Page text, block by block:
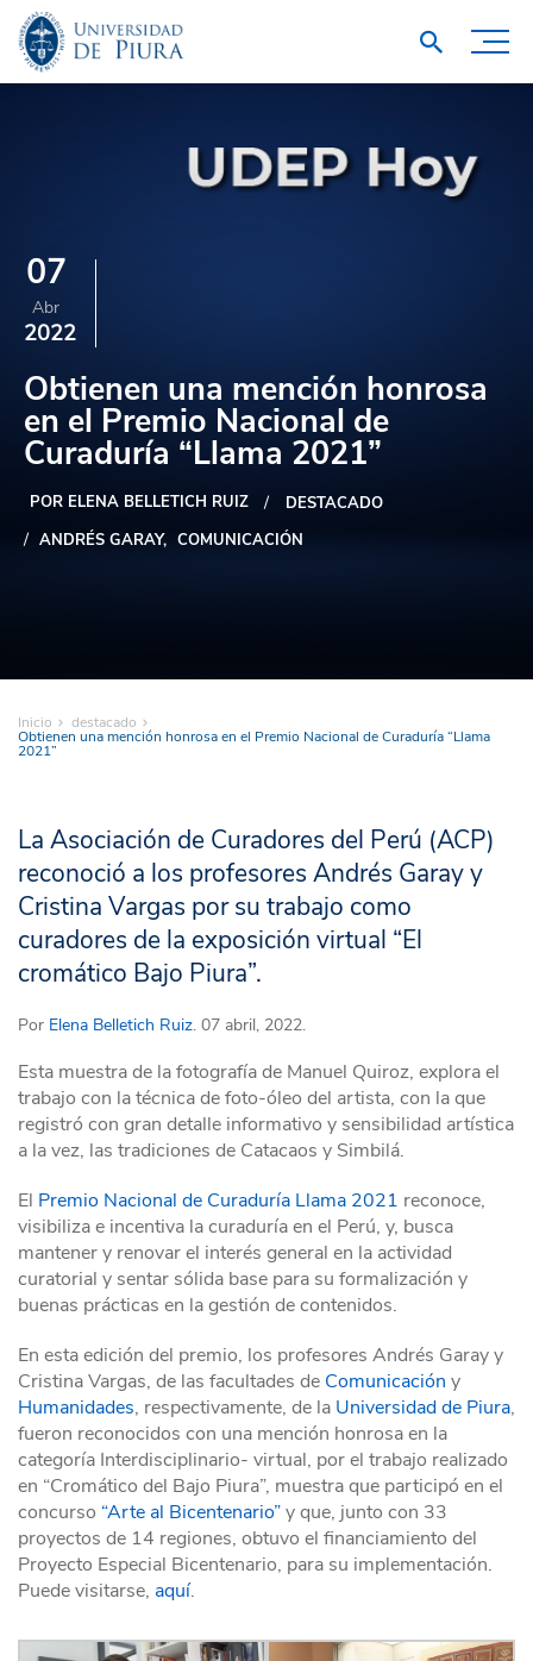
07
Abr
2022
Obtienen una mención honrosa
en el Premio Nacional de
Curaduría “Llama 2021”
POR ELENA BELLETICH RUIZ
DESTACADO
ANDRÉS GARAY
COMUNICACIÓN
Inicio destacado
Obtienen una mención honrosa en el Premio Nacional de Curaduría “Llama
2021”
La Asociación de Curadores del Perú (ACP)
reconoció a los profesores Andrés Garay y
Cristina Vargas por su trabajo como
curadores de la exposición virtual “El
cromático Bajo Piura”.
Por Elena Belletich Ruiz. 07 abril, 2022.
Esta muestra de la fotografía de Manuel Quiroz, explora el
trabajo con la técnica de foto-óleo del artista, con la que
registró con gran detalle informativo y sensibilidad artística
a la vez, las tradiciones de Catacaos y Simbilá.
El Premio Nacional de Curaduría Llama 2021 reconoce,
visibiliza e incentiva la curaduría en el Perú, y, busca
mantener y renovar el interés general en la actividad
curatorial y sentar sólida base para su formalización y
buenas prácticas en la gestión de contenidos.
En esta edición del premio, los profesores Andrés Garay y
Cristina Vargas, de las facultades de Comunicación y
Humanidades, respectivamente, de la Universidad de Piura,
fueron reconocidos con una mención honrosa en la
categoría Interdisciplinario- virtual, por el trabajo realizado
en “Cromático del Bajo Piura”, muestra que participó en el
concurso “Arte al Bicentenario”y que, junto con 33
proyectos de 14 regiones, obtuvo el financiamiento del
Proyecto Especial Bicentenario, para su implementación.
Puede visitarse, aquí.